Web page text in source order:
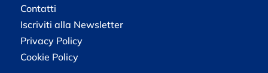
Contatti
Iscriviti alla Newsletter
Privacy Policy
Cookie Policy